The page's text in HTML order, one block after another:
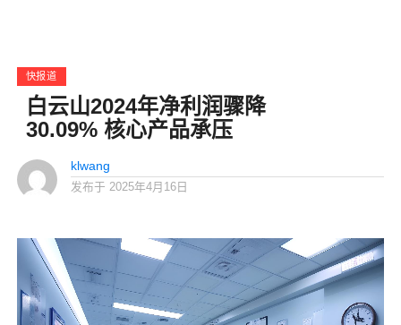
快报道
白云山2024年净利润骤降
30.09% 核心产品承压
klwang
发布于 2025年4月16日